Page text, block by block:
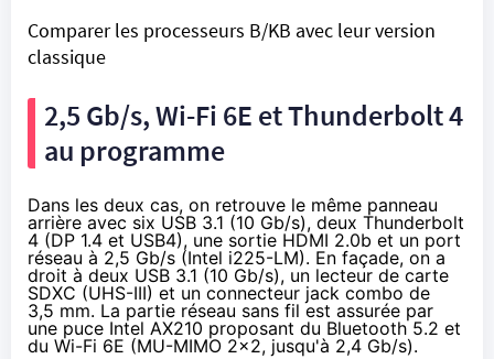
Comparer les processeurs B/KB avec leur version
classique
2,5 Gb/s, Wi-Fi 6E et Thunderbolt 4
au programme
Dans les deux cas, on retrouve le même panneau
arrière avec six USB 3.1 (10 Gb/s), deux Thunderbolt
4 (DP 1.4 et USB4), une sortie HDMI 2.0b et un port
réseau à 2,5 Gb/s (Intel i225-LM). En façade, on a
droit à deux USB 3.1 (10 Gb/s), un lecteur de carte
SDXC (UHS-III) et un connecteur jack combo de
3,5 mm. La partie réseau sans fil est assurée par
une puce Intel AX210 proposant du Bluetooth 5.2 et
du Wi-Fi 6E (MU-MIMO 2x2, jusqu'à 2,4 Gb/s).